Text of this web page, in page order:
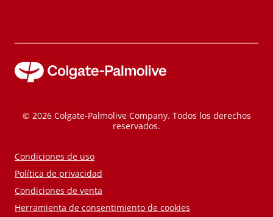
© 2026 Colgate-Palmolive Company. Todos los derechos
reservados.
Condiciones de uso
Política de privacidad
Condiciones de venta
Herramienta de consentimiento de cookies